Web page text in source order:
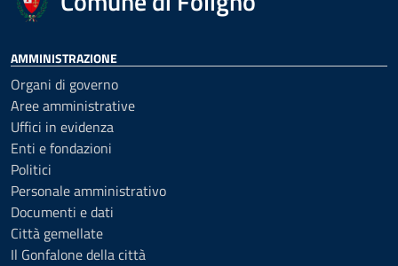
AMMINISTRAZIONE
Organi di governo
Aree amministrative
Uffici in evidenza
Enti e fondazioni
Politici
Personale amministrativo
Documenti e dati
Città gemellate
Il Gonfalone della città